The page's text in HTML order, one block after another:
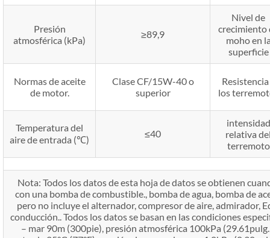
Presión
atmosférica (kPa)
≥89,9
Nivel de
crecimiento
moho en
superficie
Normas de aceite
de motor.
Clase CF/15W-40 o
superior
Resistencia
los
Temperatura del
aire de entrada (℃)
≤40
intensidad
relativa
terremoto
Nota: Todos los datos de esta hoja de datos se obtienen
con una bomba de combustible., bomba de agua, bomba de
pero no incluye el alternador, compresor de aire, admirador,
conducción.. Todos los datos se basan en las condiciones
– mar 90m (300pie), presión atmosférica 100kPa